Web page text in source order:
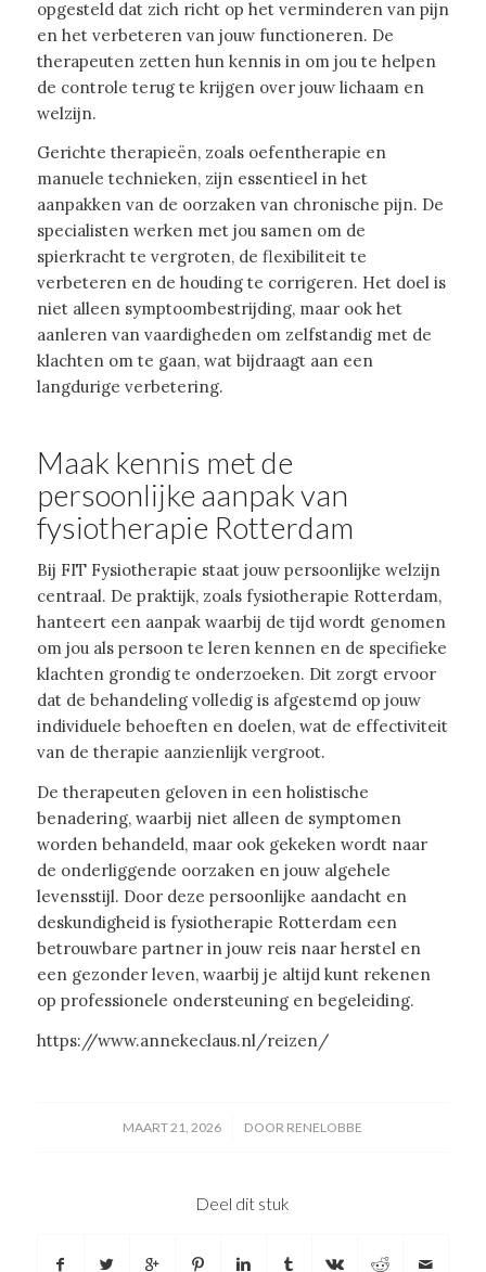
opgesteld dat zich richt op het verminderen van pijn
en het verbeteren van jouw functioneren. De
therapeuten zetten hun kennis in om jou te helpen
de controle terug te krijgen over jouw lichaam en
welzijn.
Gerichte therapieën, zoals oefentherapie en
manuele technieken, zijn essentieel in het
aanpakken van de oorzaken van chronische pijn. De
specialisten werken met jou samen om de
spierkracht te vergroten, de flexibiliteit te
verbeteren en de houding te corrigeren. Het doel is
niet alleen symptoombestrijding, maar ook het
aanleren van vaardigheden om zelfstandig met de
klachten om te gaan, wat bijdraagt aan een
langdurige verbetering.
Maak kennis met de
persoonlijke aanpak van
fysiotherapie Rotterdam
Bij FIT Fysiotherapie staat jouw persoonlijke welzijn
centraal. De praktijk, zoals fysiotherapie Rotterdam,
hanteert een aanpak waarbij de tijd wordt genomen
om jou als persoon te leren kennen en de specifieke
klachten grondig te onderzoeken. Dit zorgt ervoor
dat de behandeling volledig is afgestemd op jouw
individuele behoeften en doelen, wat de effectiviteit
van de therapie aanzienlijk vergroot.
De therapeuten geloven in een holistische
benadering, waarbij niet alleen de symptomen
worden behandeld, maar ook gekeken wordt naar
de onderliggende oorzaken en jouw algehele
levensstijl. Door deze persoonlijke aandacht en
deskundigheid is fysiotherapie Rotterdam een
betrouwbare partner in jouw reis naar herstel en
een gezonder leven, waarbij je altijd kunt rekenen
op professionele ondersteuning en begeleiding.
https://www.annekeclaus.nl/reizen/
MAART 21, 2026
/ DOOR RENELOBBE
Deel dit stuk